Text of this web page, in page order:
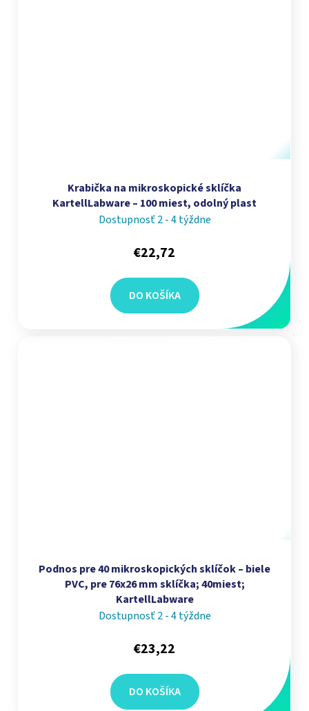
Krabička na mikroskopické sklíčka
KartellLabware – 100 miest, odolný plast
Dostupnosť 2 - 4 týždne
€22,72
DO KOŠÍKA
Podnos pre 40 mikroskopických sklíčok – biele
PVC, pre 76x26 mm sklíčka; 40miest;
KartellLabware
Dostupnosť 2 - 4 týždne
€23,22
DO KOŠÍKA